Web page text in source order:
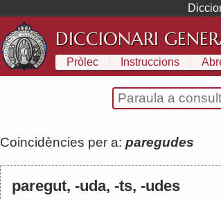
DICCIONARI
Pròlec Instruccions
Coincidències per a: paregudes
paregut, -uda, -ts, -udes